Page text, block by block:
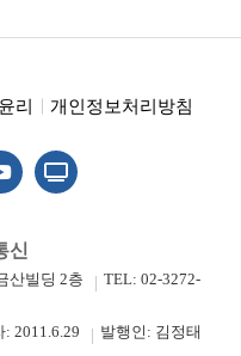
리 개인정보처리방침
신
산빌딩 2층
TEL: 02-3272-
: 2011.6.29
발행인: 김정태